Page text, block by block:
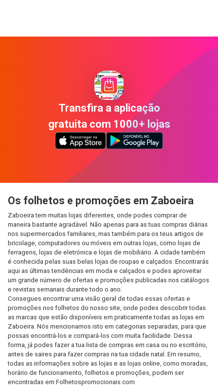
Transfira a aplicação
gratuita com 1000+ lojas
Os folhetos e promoções em Zaboeira
Zaboeira tem muitas lojas diferentes, onde podes comprar de
maneira bastante agradável. Não apenas para as tuas compras diárias
nos supermercados familiares, mas também para os teus artigos de
bricolage, computadores ou móveis em outras lojas, como lojas de
ferragens, lojas de eletrónica e lojas de mobiliário. A cidade também
é conhecida pelas suas belas lojas de roupas e calçados. Encontrarás
aqui as últimas tendências em moda e calçados e podes aproveitar
um grande número de ofertas e promoções publicadas nos catálogos
e revistas semanais durante todo o ano.
Consegues encontrar uma visão geral de todas essas ofertas e
promoções nos folhetos do nosso site, onde podes descobrir todas
as marcas que estão disponíveis em praticamente todas as lojas em
Zaboeira. Nós mencionamos isto em categorias separadas, para que
possas encontrá-los e compará-los com muita facilidade. Dessa
forma, já podes fazer a tua lista de compras em casa ou no escritório,
antes de saires para fazer compras na tua cidade natal. Em resumo,
todas as informações sobre as lojas e as lojas online, como moradas,
horário de funcionamento, folhetos e promoções, podem ser
encontradas em Folhetospromocionais.com.